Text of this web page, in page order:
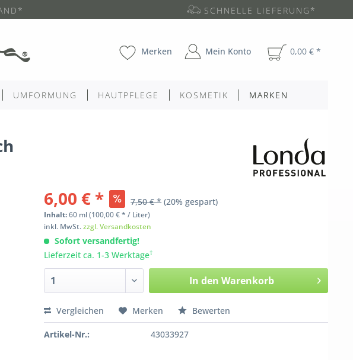
SCHNELLE LIEFERUNG*
Merken Mein Konto 0,00 € *
UMFORMUNG HAUTPFLEGE KOSMETIK MARKEN
6,00 € * 7,50 € * (20% gespart)
Inhalt:60 ml(100,00 € * / Liter)
inkl. MwSt.zzgl. Versandkosten
Sofort versandfertig!
Lieferzeit ca. 1-3 Werktage†
In den Warenkorb
Vergleichen Merken Bewerten
Artikel-Nr.: 43033927